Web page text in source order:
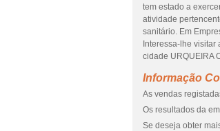
tem estado a
atividade
sanitário. Em
Interessa-lhe
cidade URQUEIRA
Informação
As vendas
Os resultados da
Se deseja obter